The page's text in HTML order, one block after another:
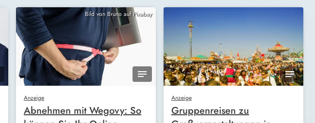
Bild von Bruno auf Pixabay
Anzeige
Abnehmen mit Wegovy: So
Anzeige
Gruppenreisen zu